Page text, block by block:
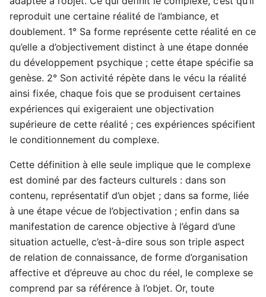
reproduit une certaine réalité de l’ambiance, et
doublement. 1° Sa forme représente cette réalité en ce
qu’elle a d’objectivement distinct à une étape donnée
du développement psychique ; cette étape spécifie sa
genèse. 2° Son activité répète dans le vécu la réalité
ainsi fixée, chaque fois que se produisent certaines
expériences qui exigeraient une objectivation
supérieure de cette réalité ; ces expériences spécifient
le conditionnement du complexe.
Cette définition à elle seule implique que le complexe
est dominé par des facteurs culturels : dans son
contenu, représentatif d’un objet ; dans sa forme, liée
à une étape vécue de l’objectivation ; enfin dans sa
manifestation de carence objective à l’égard d’une
situation actuelle, c’est-à-dire sous son triple aspect
de relation de connaissance, de forme d’organisation
affective et d’épreuve au choc du réel, le complexe se
comprend par sa référence à l’objet. Or, toute